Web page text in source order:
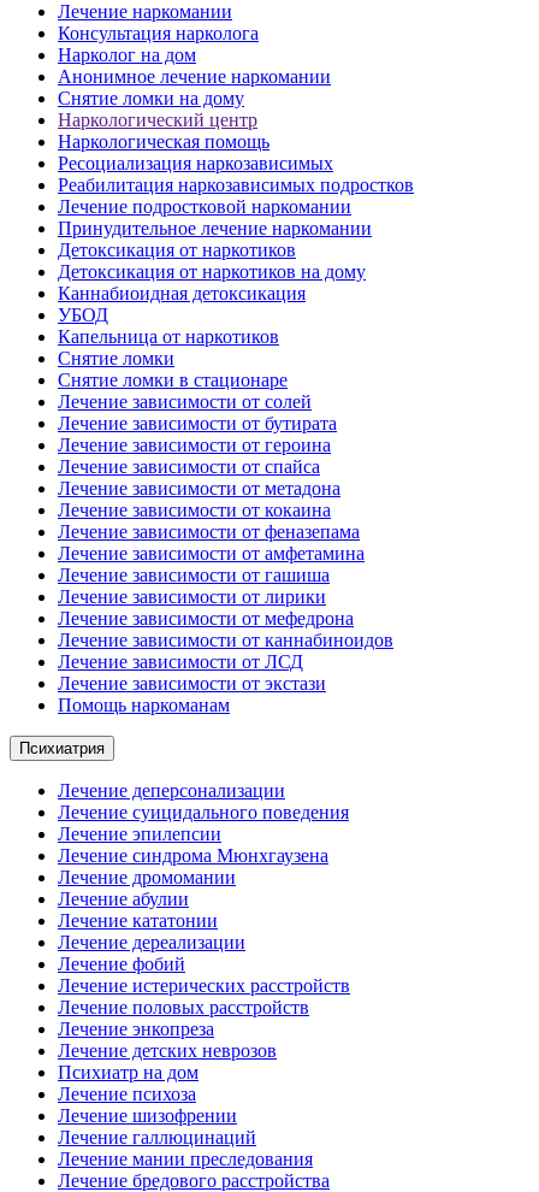
Лечение наркомании
Консультация нарколога
Нарколог на дом
Анонимное лечение наркомании
Снятие ломки на дому
Наркологический центр
Наркологическая помощь
Ресоциализация наркозависимых
Реабилитация наркозависимых подростков
Лечение подростковой наркомании
Принудительное лечение наркомании
Детоксикация от наркотиков
Детоксикация от наркотиков на дому
Каннабиоидная детоксикация
УБОД
Капельница от наркотиков
Снятие ломки
Снятие ломки в стационаре
Лечение зависимости от солей
Лечение зависимости от бутирата
Лечение зависимости от героина
Лечение зависимости от спайса
Лечение зависимости от метадона
Лечение зависимости от кокаина
Лечение зависимости от феназепама
Лечение зависимости от амфетамина
Лечение зависимости от гашиша
Лечение зависимости от лирики
Лечение зависимости от мефедрона
Лечение зависимости от каннабиноидов
Лечение зависимости от ЛСД
Лечение зависимости от экстази
Помощь наркоманам
Психиатрия
Лечение деперсонализации
Лечение суицидального поведения
Лечение эпилепсии
Лечение синдрома Мюнхгаузена
Лечение дромомании
Лечение абулии
Лечение кататонии
Лечение дереализации
Лечение фобий
Лечение истерических расстройств
Лечение половых расстройств
Лечение энкопреза
Лечение детских неврозов
Психиатр на дом
Лечение психоза
Лечение шизофрении
Лечение галлюцинаций
Лечение мании преследования
Лечение бредового расстройства